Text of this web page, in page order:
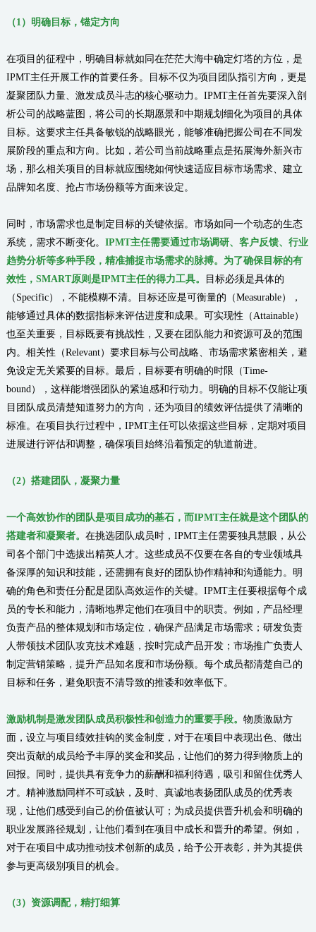
（1 ） 明确目标，锚定方向
在项目的征程中，明确目标就如同在茫茫大海中确定灯塔的方位，是
IPMT主任开展工作的首要任务。目标不仅为项目团队指引方向，更是
凝聚团队力量、激发成员斗志的核心驱动力。IPMT主任首先要深入剖
析公司的战略蓝图，将公司的长期愿景和中期规划细化为项目的具体
目标。这要求主任具备敏锐的战略眼光，能够准确把握公司在不同发
展阶段的重点和方向。比如，若公司当前战略重点是拓展海外新兴市
场，那么相关项目的目标就应围绕如何快速适应目标市场需求、建立
品牌知名度、抢占市场份额等方面来设定。
同时，市场需求也是制定目标的关键依据。市场如同一个动态的生态
系统，需求不断变化。 IPMT主任需要通过市场调研、客户反馈、行业
趋势分析等多种手段，精准捕捉市场需求的脉搏。为了确保目标的有
效性，SMART原则是IPMT主任的得力工具。
目标必须是具体的
（Specific），不能模糊不清。目标还应是可衡量的（Measurable），
能够通过具体的数据指标来评估进度和成果。可实现性（Attainable）
也至关重要，目标既要有挑战性，又要在团队能力和资源可及的范围
内。相关性（Relevant）要求目标与公司战略、市场需求紧密相关，避
免设定无关紧要的目标。最后，目标要有明确的时限（Time-
bound），这样能增强团队的紧迫感和行动力。明确的目标不仅能让项
目团队成员清楚知道努力的方向，还为项目的绩效评估提供了清晰的
标准。在项目执行过程中，IPMT主任可以依据这些目标，定期对项目
进展进行评估和调整，确保项目始终沿着预定的轨道前进。
（2） 搭建团队，凝聚力量
一个高效协作的团队是项目成功的基石，而IPMT主任就是这个团队的
搭建者和凝聚者。 在挑选团队成员时，IPMT主任需要独具慧眼，从公
司各个部门中选拔出精英人才。这些成员不仅要在各自的专业领域具
备深厚的知识和技能，还需拥有良好的团队协作精神和沟通能力。明
确的角色和责任分配是团队高效运作的关键。IPMT主任要根据每个成
员的专长和能力，清晰地界定他们在项目中的职责。例如，产品经理
负责产品的整体规划和市场定位，确保产品满足市场需求；研发负责
人带领技术团队攻克技术难题，按时完成产品开发；市场推广负责人
制定营销策略，提升产品知名度和市场份额。每个成员都清楚自己的
目标和任务，避免职责不清导致的推诿和效率低下。
激励机制是激发团队成员积极性和创造力的重要手段。 物质激励方
面，设立与项目绩效挂钩的奖金制度，对于在项目中表现出色、做出
突出贡献的成员给予丰厚的奖金和奖品，让他们的努力得到物质上的
回报。同时，提供具有竞争力的薪酬和福利待遇，吸引和留住优秀人
才。精神激励同样不可或缺，及时、真诚地表扬团队成员的优秀表
现，让他们感受到自己的价值被认可；为成员提供晋升机会和明确的
职业发展路径规划，让他们看到在项目中成长和晋升的希望。例如，
对于在项目中成功推动技术创新的成员，给予公开表彰，并为其提供
参与更高级别项目的机会。
（3） 资源调配，精打细算